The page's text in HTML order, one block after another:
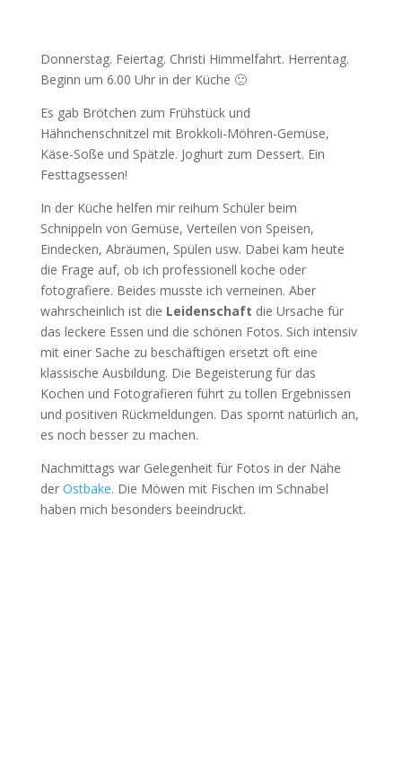
Donnerstag. Feiertag. Christi Himmelfahrt. Herrentag.
Beginn um 6.00 Uhr in der Küche 🙂
Es gab Brötchen zum Frühstück und
Hähnchenschnitzel mit Brokkoli-Möhren-Gemüse,
Käse-Soße und Spätzle. Joghurt zum Dessert. Ein
Festtagsessen!
In der Küche helfen mir reihum Schüler beim
Schnippeln von Gemüse, Verteilen von Speisen,
Eindecken, Abräumen, Spülen usw. Dabei kam heute
die Frage auf, ob ich professionell koche oder
fotografiere. Beides musste ich verneinen. Aber
wahrscheinlich ist die Leidenschaft die Ursache für
das leckere Essen und die schönen Fotos. Sich intensiv
mit einer Sache zu beschäftigen ersetzt oft eine
klassische Ausbildung. Die Begeisterung für das
Kochen und Fotografieren führt zu tollen Ergebnissen
und positiven Rückmeldungen. Das spornt natürlich an,
es noch besser zu machen.
Nachmittags war Gelegenheit für Fotos in der Nähe
der Ostbake. Die Möwen mit Fischen im Schnabel
haben mich besonders beeindruckt.